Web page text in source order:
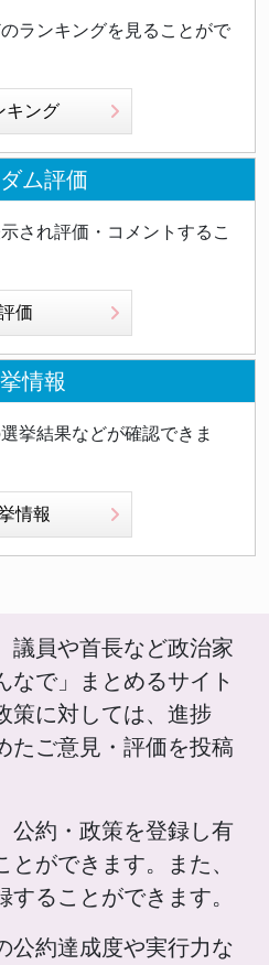
ランキングを見ることがで
キング
ム評価
され評価・コメントするこ
価
情報
挙結果などが確認できま
情報
議員や首長など政治家
なで」まとめるサイト
策に対しては、進捗
たご意見・評価を投稿
公約・政策を登録し有
ができます。また、
ることができます。
公約達成度や実行力な